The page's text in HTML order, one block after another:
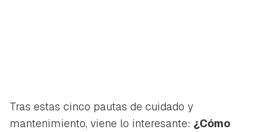
Tras estas cinco pautas de cuidado y
mantenimiento, viene lo interesante: ¿Cómo